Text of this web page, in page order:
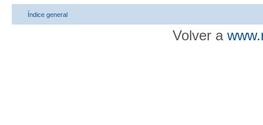
Índice general
Volver a